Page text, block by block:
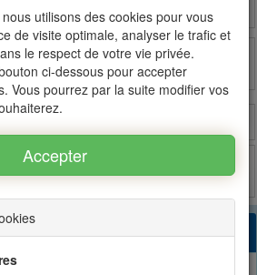
utilisons des cookies pour vous
de visite optimale, analyser le trafic et
le respect de votre vie privée.
ci-dessous pour accepter
Vous pourrez par la suite modifier vos
Madagascar France
OFIM sur Twitter
Estimate Post